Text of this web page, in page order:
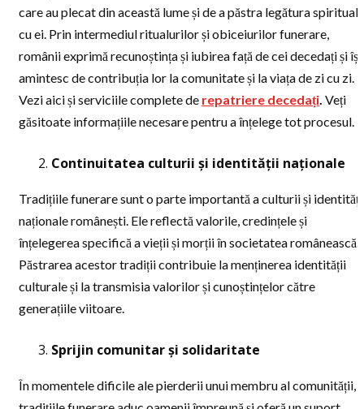
care au plecat din această lume și de a păstra legătura spirituală
cu ei. Prin intermediul ritualurilor și obiceiurilor funerare,
românii exprimă recunoștința și iubirea față de cei decedați și își
amintesc de contribuția lor la comunitate și la viața de zi cu zi.
Vezi aici și serviciile complete de repatriere decedați. Veți
găsitoate informațiile necesare pentru a înțelege tot procesul.
Continuitatea culturii și identității naționale
Tradițiile funerare sunt o parte importantă a culturii și
naționale românești. Ele reflectă valorile, credințele și
înțelegerea specifică a vieții și morții în societatea românească.
Păstrarea acestor tradiții contribuie la menținerea identității
culturale și la transmisia valorilor și cunoștințelor către
generațiile viitoare.
Sprijin comunitar și solidaritate
În momentele dificile ale pierderii unui membru al comunității,